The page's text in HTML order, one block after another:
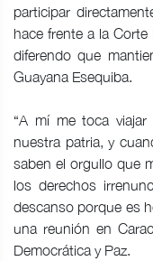
participar
hace frente a la
diferendo que
Guayana Esequiba.
“A mí me toca
nuestra patria, y
saben el orgullo que
los derechos
descanso porque es
una reunión en
Democrática y Paz.